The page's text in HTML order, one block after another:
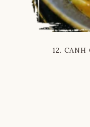
12. CANH